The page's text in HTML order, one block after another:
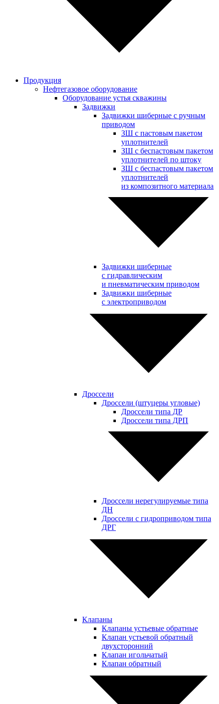
Продукция
Нефтегазовое оборудование
Оборудование устья скважины
Задвижки
Задвижки шиберные с ручным
приводом
ЗШ с пастовым пакетом
уплотнителей
ЗШ с беспастовым пакетом
уплотнителей по штоку
ЗШ с беспастовым пакетом
уплотнителей
из композитного материала
Задвижки шиберные
с гидравлическим
и пневматическим приводом
Задвижки шиберные
с электроприводом
Дроссели
Дроссели (штуцеры угловые)
Дроссели типа ДР
Дроссели типа ДРП
Дроссели нерегулируемые типа
ДН
Дроссели с гидроприводом типа
ДРГ
Клапаны
Клапаны устьевые обратные
Клапан устьевой обратный
двухсторонний
Клапан игольчатый
Клапан обратный